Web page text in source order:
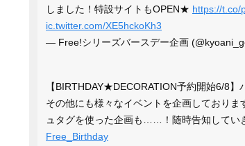
しました！特設サイトもOPEN★ https://t.co/
ic.twitter.com/XE5hckoKh3
— Free!シリーズバースデー企画
【BIRTHDAY★DECORATION予約開始6/8】
その他にも様々なイベントを企画しておりま
ュタグを使った企画も……！随時告知してい
Free_Birthday